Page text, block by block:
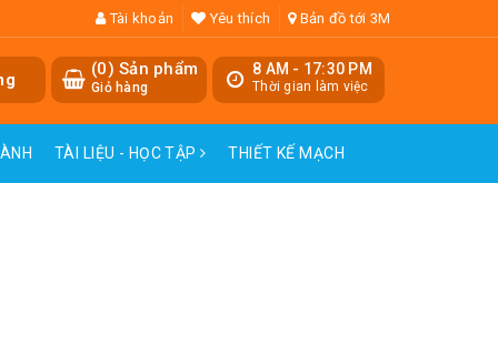
Tài khoản Yêu thích Bản đồ tới 3M
8 AM - 17:30 PM
Thời gian làm việc
(0) Sản phẩm
Giỏ hàng
TÀI LIỆU - HỌC TẬP THIẾT KẾ MẠCH